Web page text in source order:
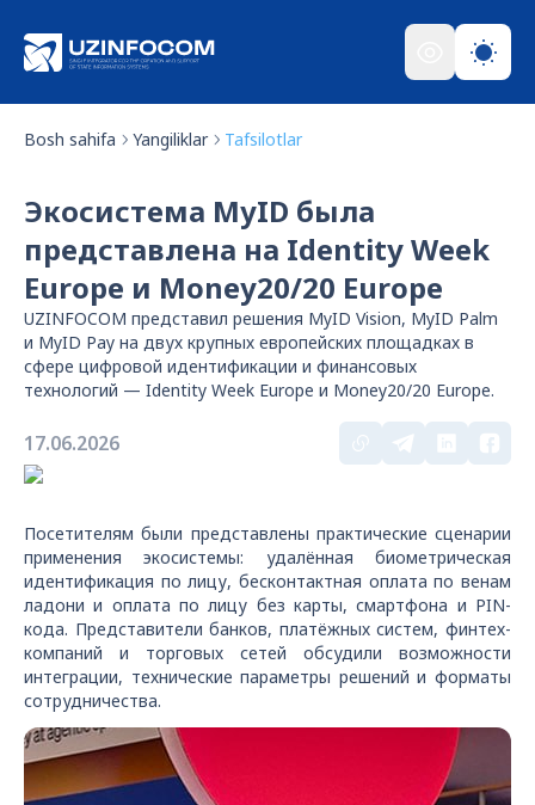
Bosh sahifa Yangiliklar Tafsilotlar
Экосистема MyID была
представлена на Identity Week
Europe и Money20/20 Europe
UZINFOCOM представил решения MyID Vision, MyID Palm
и MyID Pay на двух крупных европейских площадках в
сфере цифровой идентификации и финансовых
технологий — Identity Week Europe и Money20/20 Europe.
17.06.2026
Посетителям были представлены практические сценарии
применения экосистемы: удалённая биометрическая
идентификация по лицу, бесконтактная оплата по венам
ладони и оплата по лицу без карты, смартфона и PIN-
кода. Представители банков, платёжных систем, финтех-
компаний и торговых сетей обсудили возможности
интеграции, технические параметры решений и форматы
сотрудничества.